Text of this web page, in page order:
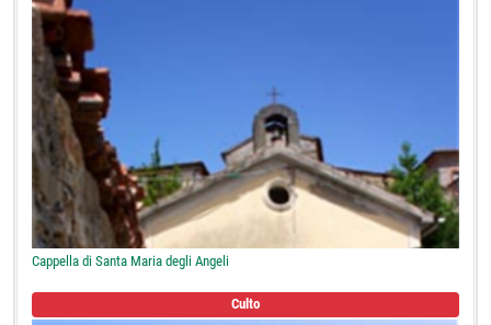
Cappella di Santa Maria degli Angeli
Culto